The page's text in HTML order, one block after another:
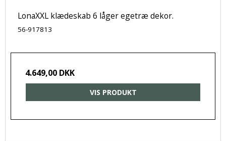
LonaXXL klædeskab 6 låger egetræ dekor.
56-917813
4.649,00 DKK
VIS PRODUKT